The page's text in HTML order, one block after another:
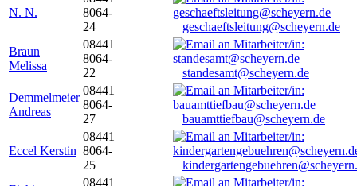
N. N.
8064-
24
geschaeftsleitung@scheyern.de
Braun
Melissa
08441
8064-
22
standesamt@scheyern.de
Demmelmeier
Andreas
08441
8064-
27
bauamttiefbau@scheyern.de
Eccel Kerstin
08441
8064-
25
08441